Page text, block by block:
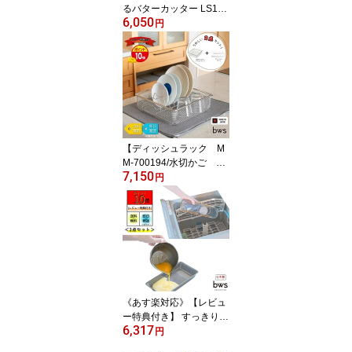
るバターカッター LS155
1 AUX(オークス)
6,050 円
【ディッシュラック M
M-700194/水切かご LW
-930000】《あす楽対
応》【レビュー特典付
き】 すっきり暮らす デ
ィッシュラック＋水切り
かご ステンレス(18-8) 食
洗器対応 ラック ざる 収
納 ビーワーススタイル b
7,150 円
《あす楽対応》【レビュ
ー特典付き】 すっきり暮
らす 食洗器かご(ロング
6,317 円